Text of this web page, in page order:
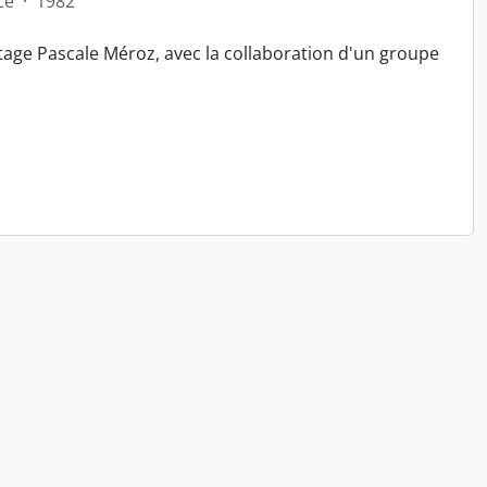
Pascale Méroz, avec la collaboration d'un groupe